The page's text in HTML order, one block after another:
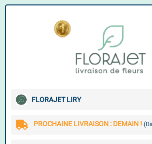
FLORAJET LIRY
PROCHAINE LIVRAISON : DEMAIN !